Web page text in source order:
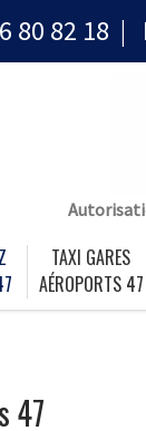
80 82 18
TAXI GARES
AÉROPORTS 47
47